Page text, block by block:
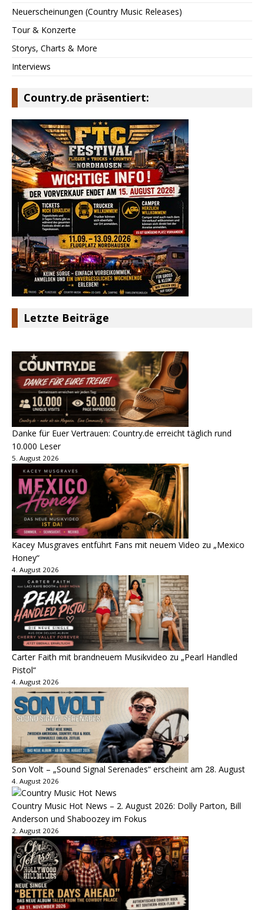
Neuerscheinungen (Country Music Releases)
Tour & Konzerte
Storys, Charts & More
Interviews
Country.de präsentiert:
Letzte Beiträge
Danke für Euer Vertrauen: Country.de erreicht täglich rund
10.000 Leser
5. August 2026
Kacey Musgraves entführt Fans mit neuem Video zu „Mexico
Honey“
4. August 2026
Carter Faith mit brandneuem Musikvideo zu „Pearl Handled
Pistol“
4. August 2026
Son Volt – „Sound Signal Serenades“ erscheint am 28. August
4. August 2026
Country Music Hot News – 2. August 2026: Dolly Parton, Bill
Anderson und Shaboozey im Fokus
2. August 2026